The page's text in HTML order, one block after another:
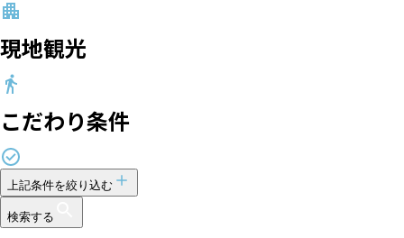
現地観光
こだわり条件
上記条件を絞り込む
検索する